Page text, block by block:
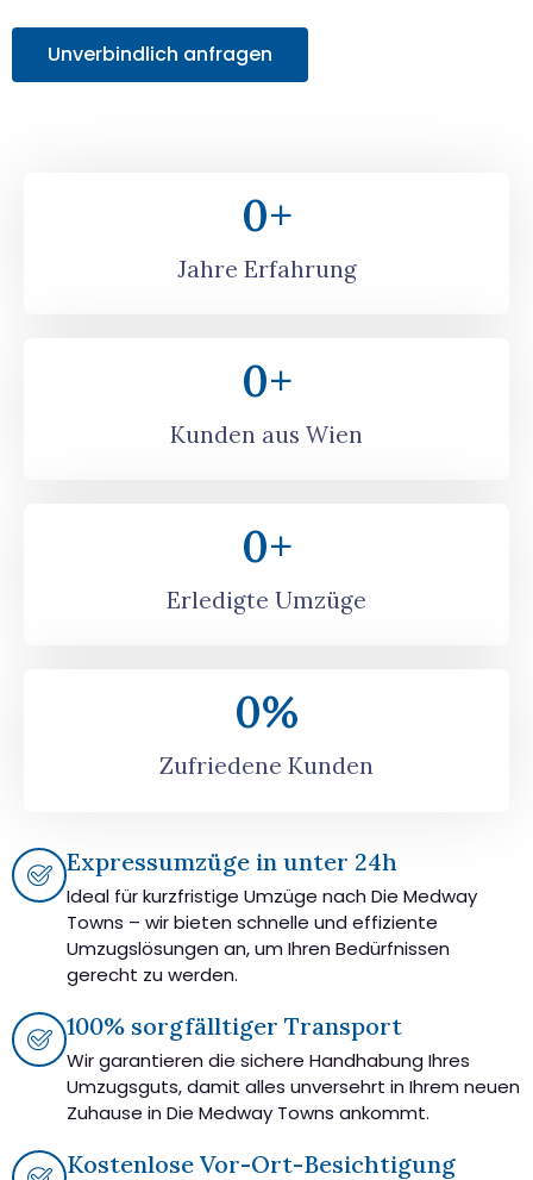
Unverbindlich anfragen
Jahre Erfahrung
0+
Kunden aus Wien
0+
Erledigte Umzüge
0+
Zufriedene Kunden
0%
Expressumzüge in unter 24h
Ideal für kurzfristige Umzüge nach Die Medway
Towns – wir bieten schnelle und effiziente
Umzugslösungen an, um Ihren Bedürfnissen
gerecht zu werden.
100% sorgfälltiger Transport
Wir garantieren die sichere Handhabung Ihres
Umzugsguts, damit alles unversehrt in Ihrem neuen
Zuhause in Die Medway Towns ankommt.
Kostenlose Vor-Ort-Besichtigung